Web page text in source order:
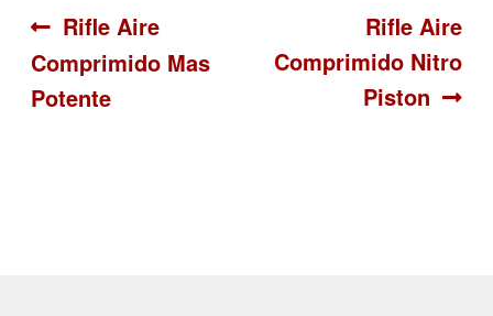
Navegación
de
Anterior:
Rifle Aire
Comprimido Mas
Potente
Siguiente:
Rifle Aire
Comprimido Nitro
Piston